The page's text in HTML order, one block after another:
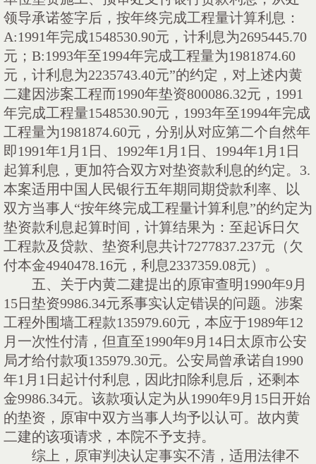
领导承诺签字后，按年终完成工程量计算利息：
A:1991年完成1548530.90元，计利息为2695445.70
元； B:1993年至1994年完成工程量为1981874.60
元，计利息为2235743.40元”的约定，对上述内黄
二建因涉案工程而1990年垫资800086.32元， 1991
年完成工程量1548530.90元， 1993年至1994年完成
工程量为1981874.60元，分别从对应第二个自然年
即1991年1 月 1 日、 1992年1 月 1 日、 1994年1 月 1 日
起算利息，更加符合双方对垫资款利息的约定。 3.
本案适用中国人民银行五年期同期贷款利率、以
双方当事人“按年终完成工程量计算利息”的约定为
垫资款利息起算时间，计算结果为：至起诉日欠
工程款及贷款、垫资利息共计7277837.237元（欠
付本金4940478.16元，利息2337359.08元）。
五、 关于内黄二建提出的原审查明 1990年9月
15日垫资9986.34元系事实认定错误的问题。涉案
工程外围墙工程款135979.60元，本应于1989年12
月一次性付清，但直至1990年9月 14日太原市公安
局才给付款项135979.30元。公安局曾承诺自 1990
年1 月 1 日起计付利息，因此扣除利息后，还剩本
金9986.34元。该款项认定为从 1990年9月 15日开始
的垫资，原审中双方当事人均予以认可。故内黄
二建的该项请求，本院不予支持。
综上，原审判决认定事实不清，适用法律不